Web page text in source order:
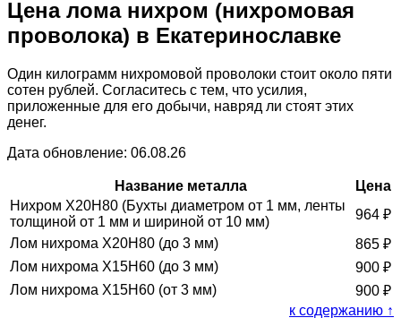
Цена лома нихром (нихромовая
проволока) в Екатеринославке
Один килограмм нихромовой проволоки стоит около пяти
сотен рублей. Согласитесь с тем, что усилия,
приложенные для его добычи, навряд ли стоят этих
денег.
Дата обновление: 06.08.26
Название металла
Цена
Нихром Х20Н80 (Бухты диаметром от 1 мм, ленты
толщиной от 1 мм и шириной от 10 мм)
964 ₽
Лом нихрома Х20Н80 (до 3 мм)
865 ₽
Лом нихрома Х15Н60 (до 3 мм)
900 ₽
Лом нихрома Х15Н60 (от 3 мм)
900 ₽
к содержанию ↑